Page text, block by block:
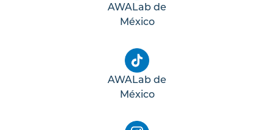
AWALab de
México
AWALab de
México